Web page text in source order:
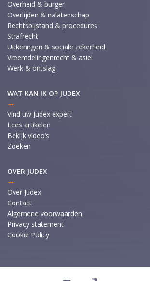
Overheid & burger
Overlijden & nalatenschap
Rechtsbijstand & procedures
Strafrecht
Uitkeringen & sociale zekerheid
Vreemdelingenrecht & asiel
Werk & ontslag
WAT KAN IK OP JUDEX
Vind uw Judex expert
Lees artikelen
Bekijk video’s
Zoeken
OVER JUDEX
Over Judex
Contact
Algemene voorwaarden
Privacy statement
Cookie Policy